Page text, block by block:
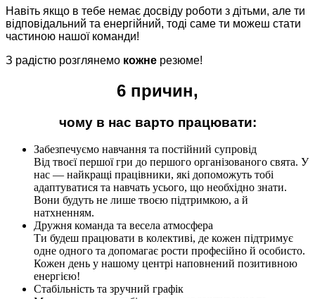
Навіть якщо в тебе немає досвіду роботи з дітьми, але ти
відповідальний та енергійний, тоді саме ти можеш стати
частиною нашої команди!
З радістю розглянемо кожне резюме!
6 причин,
чому в нас варто працювати:
Забезпечуємо навчання та постійний супровід
Від твоєї першої гри до першого організованого свята. У
нас — найкращі працівники, які допоможуть тобі
адаптуватися та навчать усього, що необхідно знати.
Вони будуть не лише твоєю підтримкою, а й
натхненням.
Дружня команда та весела атмосфера
Ти будеш працювати в колективі, де кожен підтримує
одне одного та допомагає рости професійно й особисто.
Кожен день у нашому центрі наповнений позитивною
енергією!
Стабільність та зручний графік